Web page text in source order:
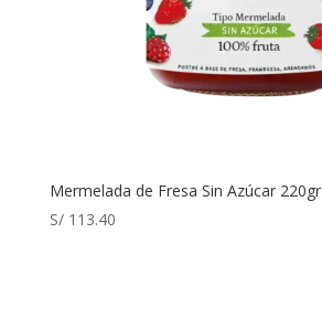
Mermelada de Fresa Sin Azúcar
S/113.40